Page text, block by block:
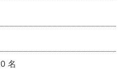
名